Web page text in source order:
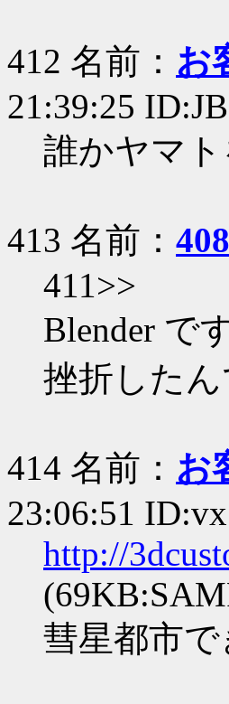
412 名前： お
21:39:25
誰かヤマ
413 名前： 408
411>>
Blender で
挫折した
414 名前： お
23:06:51
http://
彗星都市